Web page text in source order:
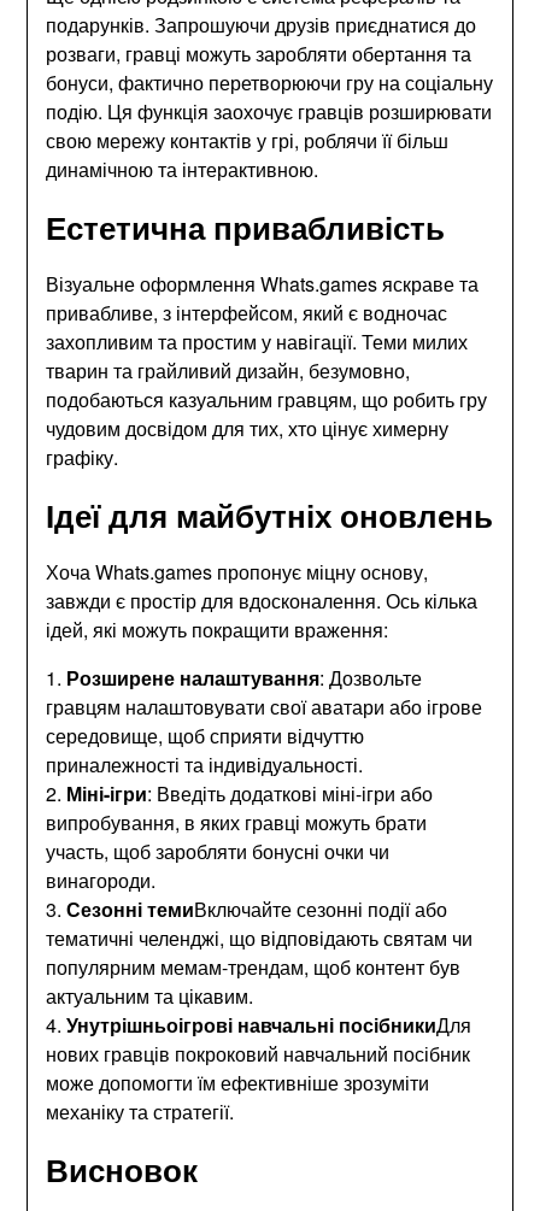
подарунків. Запрошуючи друзів приєднатися до
розваги, гравці можуть заробляти обертання та
бонуси, фактично перетворюючи гру на соціальну
подію. Ця функція заохочує гравців розширювати
свою мережу контактів у грі, роблячи її більш
динамічною та інтерактивною.
Естетична привабливість
Візуальне оформлення Whats.games яскраве та
привабливе, з інтерфейсом, який є водночас
захопливим та простим у навігації. Теми милих
тварин та грайливий дизайн, безумовно,
подобаються казуальним гравцям, що робить гру
чудовим досвідом для тих, хто цінує химерну
графіку.
Ідеї для майбутніх оновлень
Хоча Whats.games пропонує міцну основу,
завжди є простір для вдосконалення. Ось кілька
ідей, які можуть покращити враження:
1. Розширене налаштування: Дозвольте
гравцям налаштовувати свої аватари або ігрове
середовище, щоб сприяти відчуттю
приналежності та індивідуальності.
2. Міні-ігри: Введіть додаткові міні-ігри або
випробування, в яких гравці можуть брати
участь, щоб заробляти бонусні очки чи
винагороди.
3.Сезонні темиВключайте сезонні події або
тематичні челенджі, що відповідають святам чи
популярним мемам-трендам, щоб контент був
актуальним та цікавим.
4.Унутрішньоігрові навчальні посібникиДля
нових гравців покроковий навчальний посібник
може допомогти їм ефективніше зрозуміти
механіку та стратегії.
Висновок